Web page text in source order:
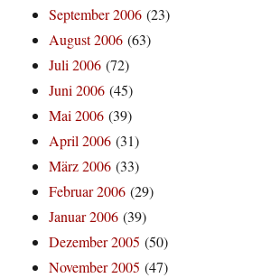
September 2006 (23)
August 2006 (63)
Juli 2006 (72)
Juni 2006 (45)
Mai 2006 (39)
April 2006 (31)
März 2006 (33)
Februar 2006 (29)
Januar 2006 (39)
Dezember 2005 (50)
November 2005 (47)